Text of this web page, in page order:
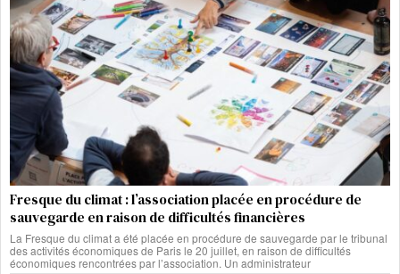
Fresque du climat : l’association placée en procédure de
sauvegarde en raison de difficultés financières
La Fresque du climat a été placée en procédure de sauvegarde par le tribunal
des activités économiques de Paris le 20 juillet, en raison de difficultés
économiques rencontrées par l’association. Un administrateur